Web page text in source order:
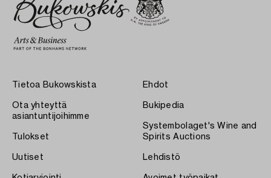
Tietoa Bukowskista
Ota yhteyttä
asiantuntijoihimme
Tulokset
Uutiset
Ehdot
Bukipedia
Systembolaget's Wine and
Spirits Auctions
Lehdistö